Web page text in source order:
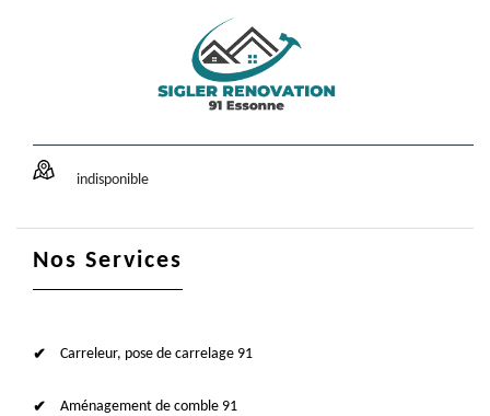
indisponible
Nos Services
Carreleur, pose de carrelage 91
Aménagement de comble 91